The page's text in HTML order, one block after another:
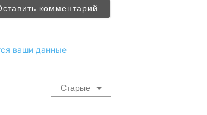
ваши данные
Старые